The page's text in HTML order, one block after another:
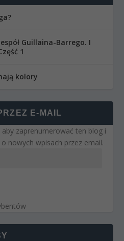
Guillaina-Barrego. I
1
kolory
E-MAIL
zaprenumerować ten blog i
nowych wpisach przez email.